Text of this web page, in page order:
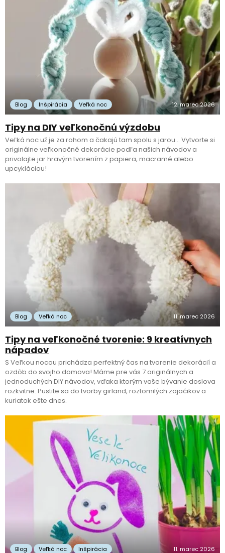
Blog Inšpirácia Veľká noc 12. marec 2026
Tipy na DIY veľkonočnú výzdobu
Veľká noc už je za rohom a čakajú tam spolu s jarou… Vytvorte si
originálne veľkonočné dekorácie podľa našich návodov a
privolajte jar hravým tvorením z papiera, macramé alebo
upcykláciou!
Blog Veľká noc 11. marec 2026
Tipy na veľkonočné tvorenie: 9 kreatívnych
nápadov
S Veľkou nocou prichádza perfektný čas na tvorenie dekorácií a
ozdôb do svojho domova! Máme pre vás 7 originálnych a
jednoduchých DIY návodov, vďaka ktorým vaše bývanie doslova
rozkvitne. Pustite sa do tvorby girland, roztomilých zajačikov a
kuriatok ešte dnes.
Blog Veľká noc Inšpirácia 11. marec 2026